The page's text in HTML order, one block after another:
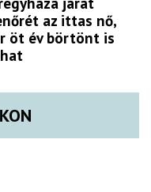
az ittas nő,
öt év börtönt is